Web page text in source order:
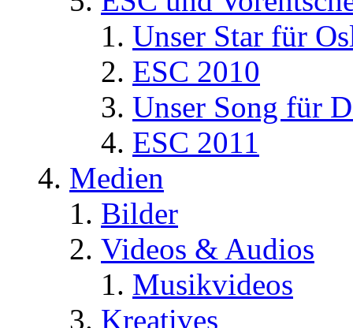
Unser Star für
ESC 2010
Unser Song für
ESC 2011
Medien
Bilder
Videos & Audios
Musikvideos
Kreatives